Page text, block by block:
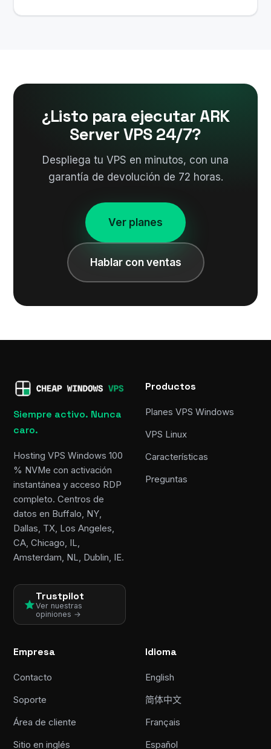
¿Listo para ejecutar ARK
Server VPS 24/7?
Despliega tu VPS en minutos, con una
garantía de devolución de 72 horas.
Ver planes
Hablar con ventas
Siempre activo. Nunca
caro.
Hosting VPS Windows 100
% NVMe con activación
instantánea y acceso RDP
completo. Centros de
datos en Buffalo, NY,
Dallas, TX, Los Angeles,
CA, Chicago, IL,
Amsterdam, NL, Dublin, IE.
Trustpilot
Ver nuestras
opiniones →
Productos
Planes VPS Windows
VPS Linux
Características
Preguntas
Empresa
Contacto
Soporte
Área de cliente
Sitio en inglés
Idioma
English
简体中文
Français
Español